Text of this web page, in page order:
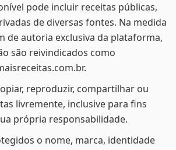
pode incluir receitas públicas,
de diversas fontes. Na medida
de autoria exclusiva da plataforma,
são reivindicados como
reproduzir, compartilhar ou
livremente, inclusive para fins
própria responsabilidade.
o nome, marca, identidade